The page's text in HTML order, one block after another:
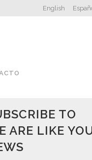
English
TO
ARE LIKE